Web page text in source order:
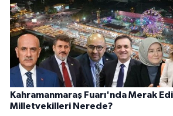
Kahramanmaraş Fuarı'nda Merak
Milletvekilleri Nerede?